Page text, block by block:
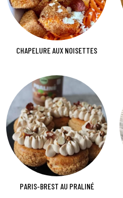
CHAPELURE AUX NOISETTES
PARIS-BREST AU PRALINÉ